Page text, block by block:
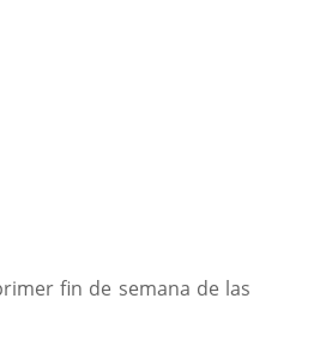
fin de semana de las